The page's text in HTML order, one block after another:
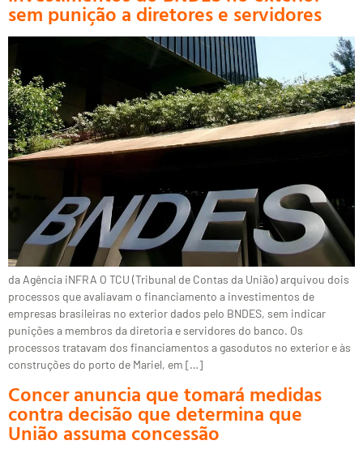
sem punição a diretores e servidores
da Agência iNFRA O TCU (Tribunal de Contas da União) arquivou dois
processos que avaliavam o financiamento a investimentos de
empresas brasileiras no exterior dados pelo BNDES, sem indicar
punições a membros da diretoria e servidores do banco. Os
processos tratavam dos financiamentos a gasodutos no exterior e às
construções do porto de Mariel, em […]
Concer anuncia que tomará medidas
contra decisão que determina que
União assuma concessão